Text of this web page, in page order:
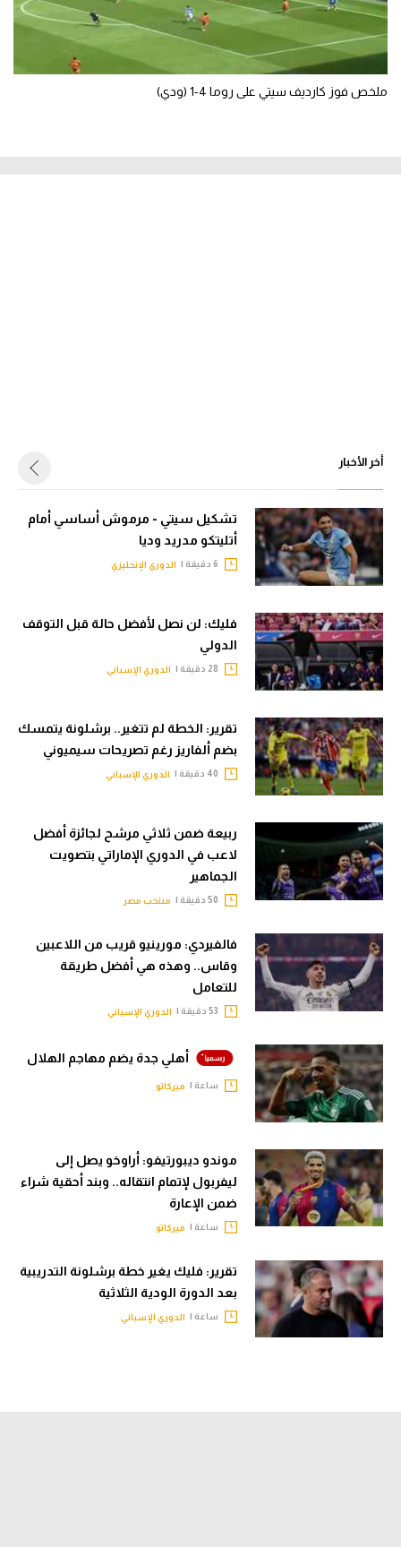
ملخص فوز كارديف سيتي على روما 4-1 (ودي)
أخر الأخبار
تشكيل سيتي - مرموش أساسي أمام
أتليتكو مدريد وديا
الدوري الإنجليزي
فليك: لن نصل لأفضل حالة قبل التوقف
الدولي
الدوري الإسباني
تقرير: الخطة لم تتغير.. برشلونة يتمسك
بضم ألفاريز رغم تصريحات سيميوني
الدوري الإسباني
ربيعة ضمن ثلاثي مرشح لجائزة أفضل
لاعب في الدوري الإماراتي بتصويت
الجماهير
منتخب مصر
فالفيردي: مورينيو قريب من اللاعبين
وقاس.. وهذه هي أفضل طريقة
للتعامل
الدوري الإسباني
أهلي جدة يضم مهاجم الهلال
ساعة | ميركاتو
موندو ديبورتيفو: أراوخو يصل إلى
ليفربول لإتمام انتقاله.. وبند أحقية شراء
ضمن الإعارة
ساعة | ميركاتو
تقرير: فليك يغير خطة برشلونة التدريبية
بعد الدورة الودية الثلاثية
ساعة | الدوري الإسباني